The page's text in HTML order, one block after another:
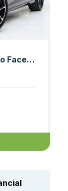
Audi A6 Avant 50 TFSI e quattro Facelift